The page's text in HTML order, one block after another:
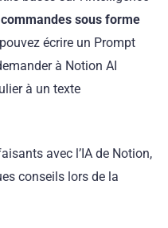
sous forme
écrire un Prompt
à Notion AI
à un texte
avec l’IA de Notion,
conseils lors de la